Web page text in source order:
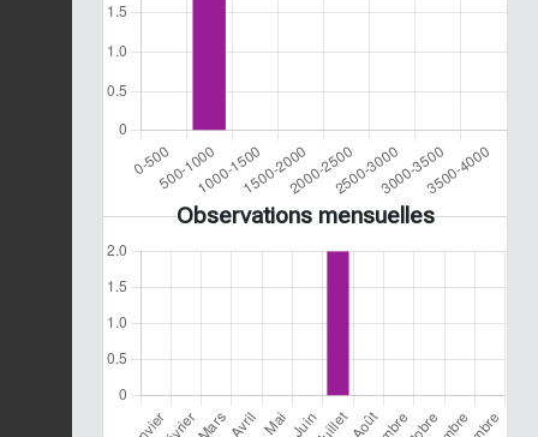
Observations mensuelles